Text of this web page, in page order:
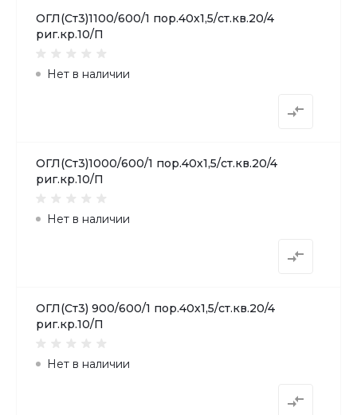
ОГЛ(Ст3)1100/600/1 пор.40х1,5/ст.кв.20/4
риг.кр.10/П
Нет в наличии
ОГЛ(Ст3)1000/600/1 пор.40х1,5/ст.кв.20/4
риг.кр.10/П
Нет в наличии
ОГЛ(Ст3) 900/600/1 пор.40х1,5/ст.кв.20/4
риг.кр.10/П
Нет в наличии